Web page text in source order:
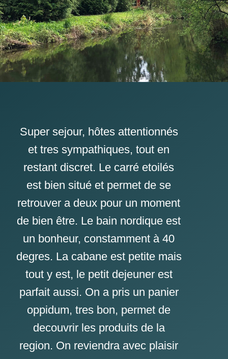
Super sejour, hôtes attentionnés
et tres sympathiques, tout en
restant discret. Le carré etoilés
est bien situé et permet de se
retrouver a deux pour un moment
de bien être. Le bain nordique est
un bonheur, constamment à 40
degres. La cabane est petite mais
tout y est, le petit dejeuner est
parfait aussi. On a pris un panier
oppidum, tres bon, permet de
decouvrir les produits de la
region. On reviendra avec plaisir